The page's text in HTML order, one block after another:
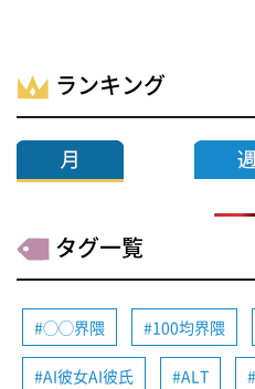
ランキング
タグ一覧
◯◯界隈 100均界隈
AI彼女AI彼氏 ALT